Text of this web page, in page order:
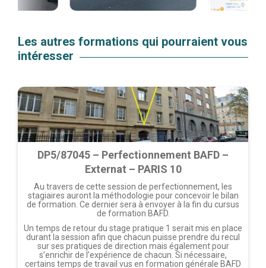
Les autres formations qui pourraient vous
intéresser
DP5/87045 – Perfectionnement BAFD –
Externat – PARIS 10
Au travers de cette session de perfectionnement, les
stagiaires auront la méthodologie pour concevoir le bilan
de formation. Ce dernier sera à envoyer à la fin du cursus
de formation BAFD.
Un temps de retour du stage pratique 1 serait mis en place
durant la session afin que chacun puisse prendre du recul
sur ses pratiques de direction mais également pour
s’enrichir de l’expérience de chacun. Si nécessaire,
certains temps de travail vus en formation générale BAFD